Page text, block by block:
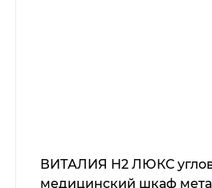
ВИТАЛИЯ Н2 ЛЮКС
медицинский шкаф